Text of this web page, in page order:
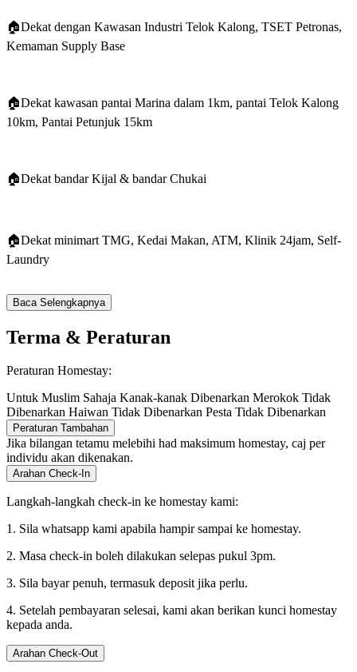
🏠Dekat dengan Kawasan Industri Telok Kalong, TSET Petronas,
Kemaman Supply Base
🏠Dekat kawasan pantai Marina dalam 1km, pantai Telok Kalong
10km, Pantai Petunjuk 15km
🏠Dekat bandar Kijal & bandar Chukai
🏠Dekat minimart TMG, Kedai Makan, ATM, Klinik 24jam, Self-
Laundry
Baca Selengkapnya
Terma & Peraturan
Peraturan Homestay:
Untuk Muslim Sahaja Kanak-kanak Dibenarkan Merokok Tidak
Dibenarkan Haiwan Tidak Dibenarkan Pesta Tidak Dibenarkan
Peraturan Tambahan
Jika bilangan tetamu melebihi had maksimum homestay, caj per
individu akan dikenakan.
Arahan Check-In
Langkah-langkah check-in ke homestay kami:
1. Sila whatsapp kami apabila hampir sampai ke homestay.
2. Masa check-in boleh dilakukan selepas pukul 3pm.
3. Sila bayar penuh, termasuk deposit jika perlu.
4. Setelah pembayaran selesai, kami akan berikan kunci homestay
kepada anda.
Arahan Check-Out